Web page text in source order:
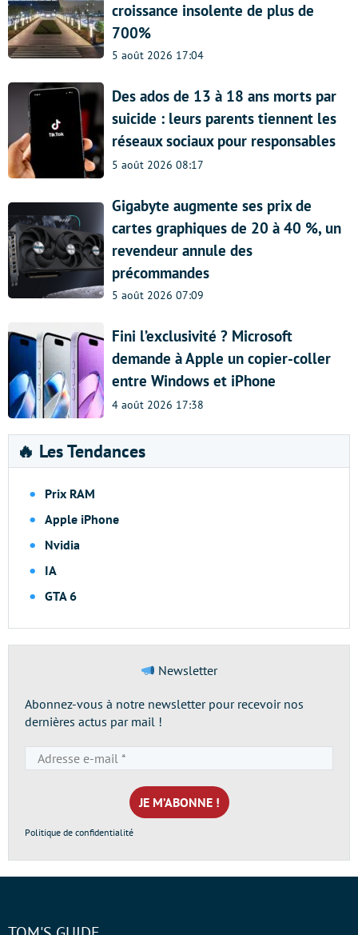
croissance insolente de plus de
700%
5 août 2026 17:04
Des ados de 13 à 18 ans morts par
suicide : leurs parents tiennent les
réseaux sociaux pour responsables
5 août 2026 08:17
Gigabyte augmente ses prix de
cartes graphiques de 20 à 40 %, un
revendeur annule des
précommandes
5 août 2026 07:09
Fini l’exclusivité ? Microsoft
demande à Apple un copier-coller
entre Windows et iPhone
4 août 2026 17:38
🔥 Les Tendances
Prix RAM
Apple iPhone
Nvidia
IA
GTA 6
Newsletter
Abonnez-vous à notre newsletter pour recevoir nos
dernières actus par mail !
e-
mail
*
Politique de confidentialité